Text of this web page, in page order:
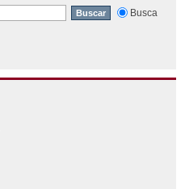
Busca